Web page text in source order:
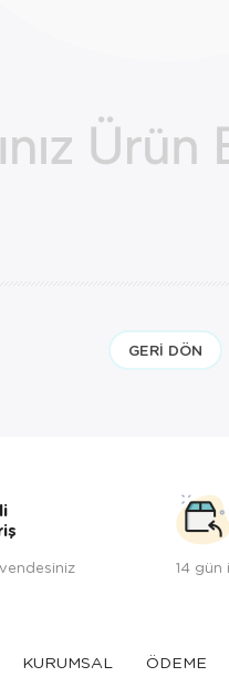
GERI DÖN
14 gün
KURUMSAL ÖDEME